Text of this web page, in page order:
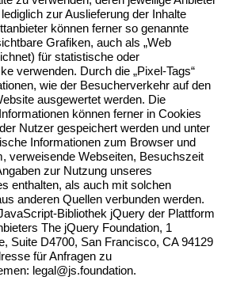
zur Auslieferung der Inhalte
können ferner so genannte
Grafiken, auch als „Web
für statistische oder
verwenden. Durch die „Pixel-Tags“
wie der Besucherverkehr auf den
ausgewertet werden. Die
können ferner in Cookies
Nutzer gespeichert werden und unter
Informationen zum Browser und
verweisende Webseiten, Besuchszeit
zur Nutzung unseres
enthalten, als auch mit solchen
anderen Quellen verbunden werden.
Bibliothek jQuery der Plattform
The jQuery Foundation, 1
Suite D4700, San Francisco, CA 94129
für Anfragen zu
legal@js.foundation.